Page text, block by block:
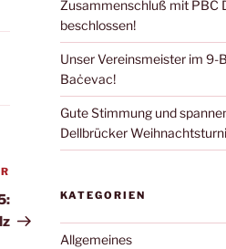
Beitrag
Zusammenschluß mit PBC
beschlossen!
Unser Vereinsmeister im 9-
Baċevac!
Gute Stimmung und
Dellbrücker
KATEGORIEN
Allgemeines